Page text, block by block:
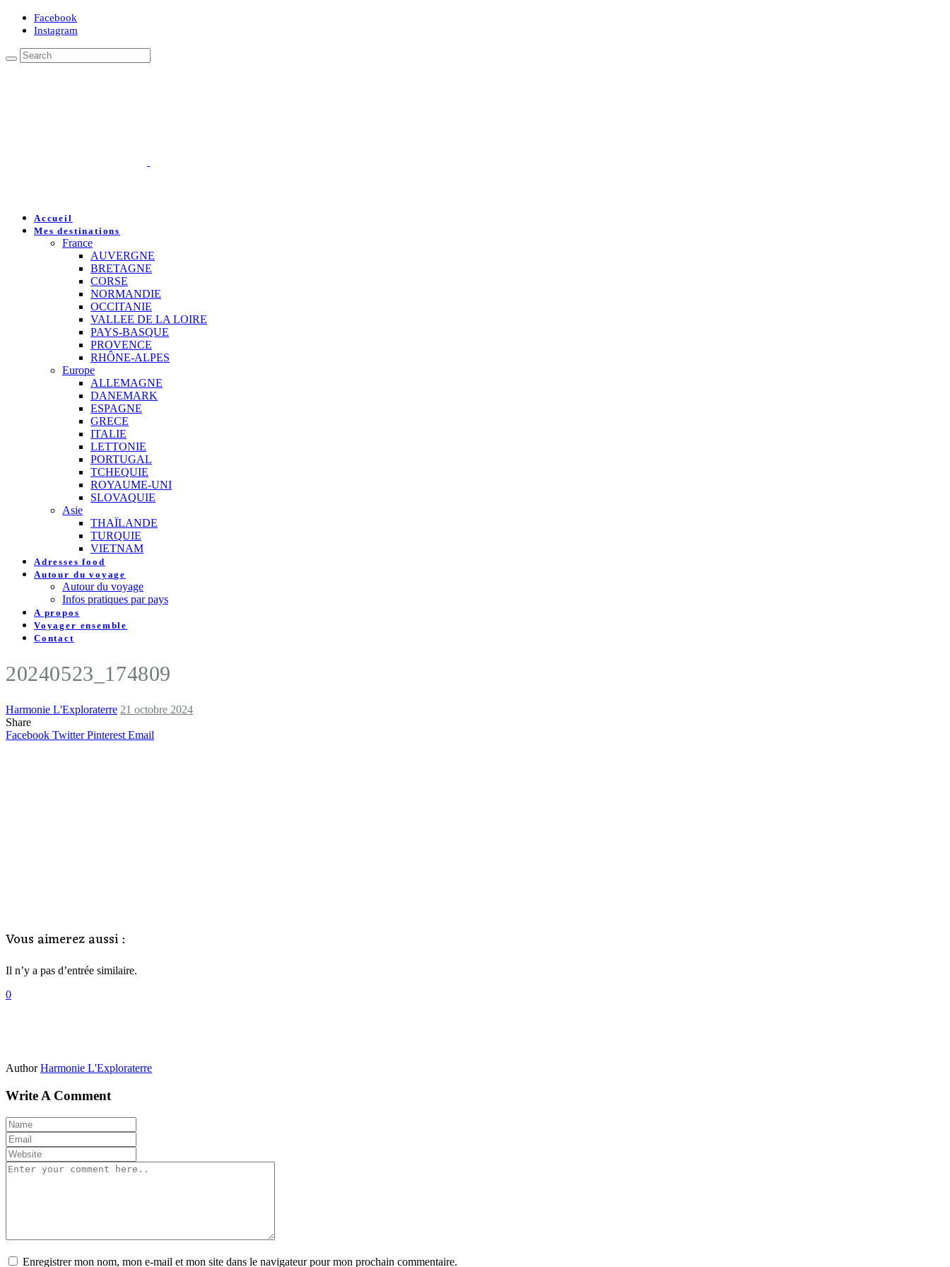
Facebook
Instagram
Accueil
Mes destinations
France
AUVERGNE
BRETAGNE
CORSE
NORMANDIE
OCCITANIE
VALLEE DE LA LOIRE
PAYS-BASQUE
PROVENCE
RHÔNE-ALPES
Europe
ALLEMAGNE
DANEMARK
ESPAGNE
GRECE
ITALIE
LETTONIE
PORTUGAL
TCHEQUIE
ROYAUME-UNI
SLOVAQUIE
Asie
THAÏLANDE
TURQUIE
VIETNAM
Adresses food
Autour du voyage
Autour du voyage
Infos pratiques par pays
A propos
Voyager ensemble
Contact
20240523_174809
Harmonie L'Exploraterre 21 octobre 2024
Share
Facebook Twitter Pinterest Email
Vous aimerez aussi :
Il n’y a pas d’entrée similaire.
0
Author Harmonie L'Exploraterre
Write A Comment
Enregistrer mon nom, mon e-mail et mon site dans le navigateur pour mon prochain commentaire.